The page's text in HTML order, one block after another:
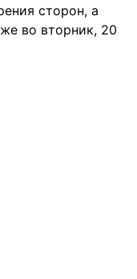
сторон, а
во вторник, 20